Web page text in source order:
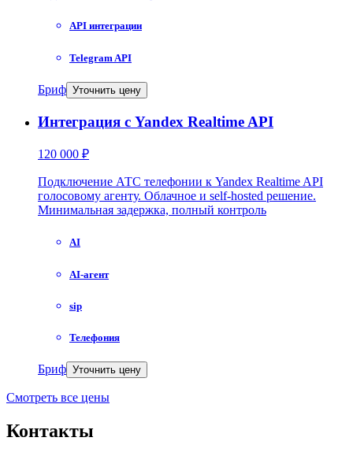
API интеграции
Telegram API
Бриф Уточнить цену
Интеграция с Yandex Realtime API
120 000 ₽
Подключение АТС телефонии к Yandex Realtime API
голосовому агенту. Облачное и self-hosted решение.
Минимальная задержка, полный контроль
AI
AI-агент
sip
Телефония
Бриф Уточнить цену
Смотреть все цены
Контакты